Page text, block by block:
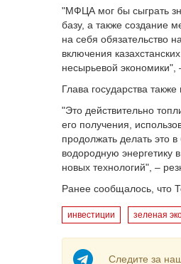
"МФЦА мог бы сыграть
базу, а также создание
на себя обязательство
включения
несырьевой экономики",
Глава государства
"Это действительно
его получения,
продолжать делать это
водородную энергетику
новых технологий", –
Ранее сообщалось, что
инвестиции зеленая
Следите за